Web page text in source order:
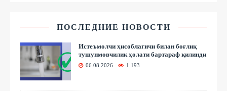
ПОСЛЕДНИЕ НОВОСТИ
Истеъмолчи ҳисоблагичи билан боғлиқ
тушунмовчилик ҳолати бартараф қилинди
06.08.2026 1 193